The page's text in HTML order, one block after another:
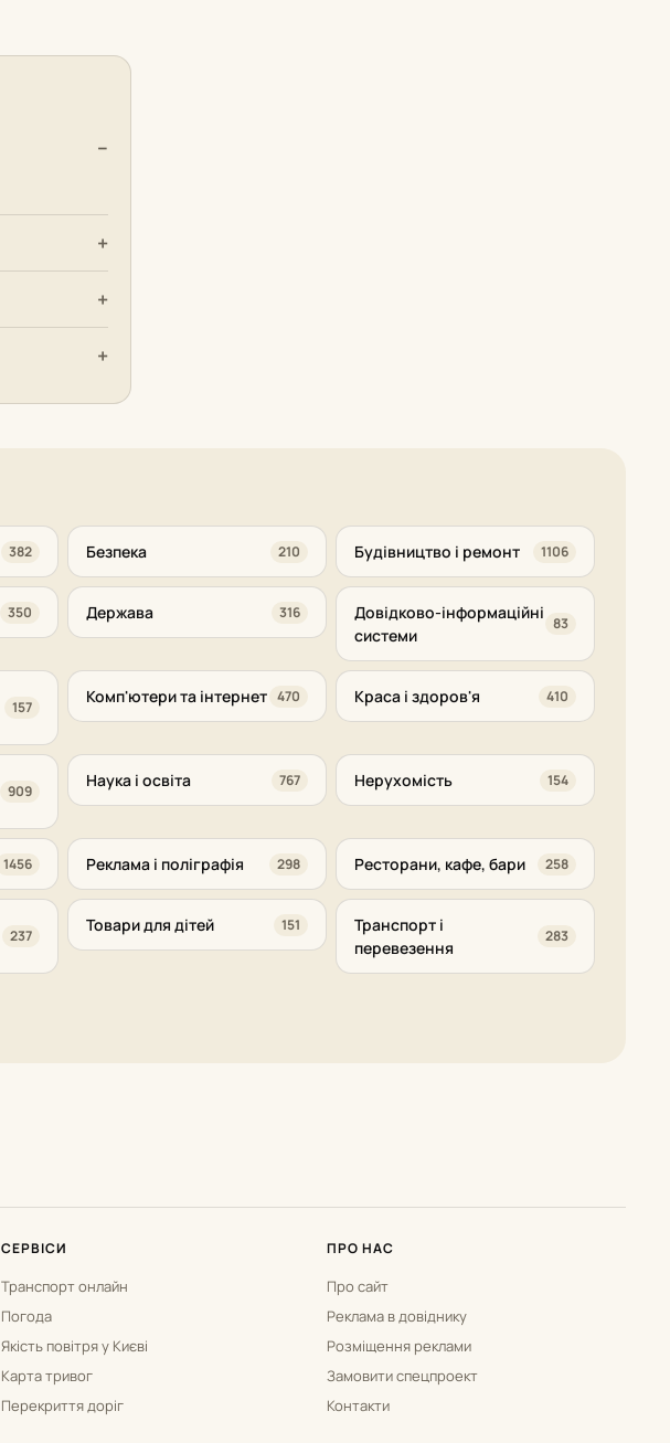
382 Безпека 210 Будівництво і ремонт 1106
350 Держава 316
Довідково-інформаційні
системи
83
157
Комп'ютери та інтернет 470 Краса і здоров'я 410
909
Наука і освіта 767 Нерухомість 154
1456 Реклама і поліграфія 298 Ресторани, кафе, бари 258
237
Товари для дітей 151
Транспорт і
перевезення
283
СЕРВІСИ
Транспорт онлайн
Погода
Якість повітря у Києві
Карта тривог
Перекриття доріг
ПРО НАС
Про сайт
Реклама в довіднику
Розміщення реклами
Замовити спецпроект
Контакти